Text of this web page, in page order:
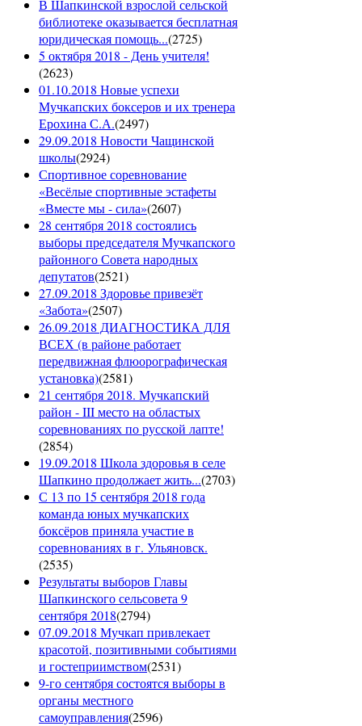
В Шапкинской взрослой сельской
библиотеке оказывается бесплатная
юридическая помощь...(2725)
5 октября 2018 - День учителя!
(2623)
01.10.2018 Новые успехи
Мучкапских боксеров и их тренера
Ерохина С.А.(2497)
29.09.2018 Новости Чащинской
школы(2924)
Спортивное соревнование
«Весёлые спортивные эстафеты
«Вместе мы - сила»(2607)
28 сентября 2018 состоялись
выборы председателя Мучкапского
районного Совета народных
депутатов(2521)
27.09.2018 Здоровье привезёт
«Забота»(2507)
26.09.2018 ДИАГНОСТИКА ДЛЯ
ВСЕХ (в районе работает
передвижная флюорографическая
установка)(2581)
21 сентября 2018. Мучкапский
район - III место на областых
соревнованиях по русской лапте!
(2854)
19.09.2018 Школа здоровья в селе
Шапкино продолжает жить...(2703)
С 13 по 15 сентября 2018 года
команда юных мучкапских
боксёров приняла участие в
соревнованиях в г. Ульяновск.
(2535)
Результаты выборов Главы
Шапкинского сельсовета 9
сентября 2018(2794)
07.09.2018 Мучкап привлекает
красотой, позитивными событиями
и гостеприимством(2531)
9-го сентября состоятся выборы в
органы местного
самоуправления(2596)